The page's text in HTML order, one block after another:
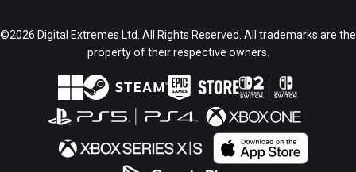
©2026 Digital Extremes Ltd. All Rights Reserved. All trademarks are the
property of their respective owners.